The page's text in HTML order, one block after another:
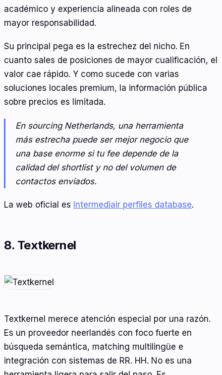
académico y experiencia alineada con roles de
mayor responsabilidad.
Su principal pega es la estrechez del nicho. En
cuanto sales de posiciones de mayor cualificación, el
valor cae rápido. Y como sucede con varias
soluciones locales premium, la información pública
sobre precios es limitada.
En sourcing Netherlands, una herramienta
más estrecha puede ser mejor negocio que
una base enorme si tu fee depende de la
calidad del shortlist y no del volumen de
contactos enviados.
La web oficial es Intermediair perfiles database.
8. Textkernel
Textkernel merece atención especial por una razón.
Es un proveedor neerlandés con foco fuerte en
búsqueda semántica, matching multilingüe e
integración con sistemas de RR. HH. No es una